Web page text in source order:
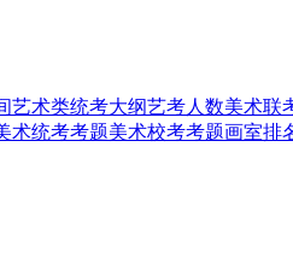
艺术类统考大纲艺考人数美术联
术统考考题美术校考考题画室排